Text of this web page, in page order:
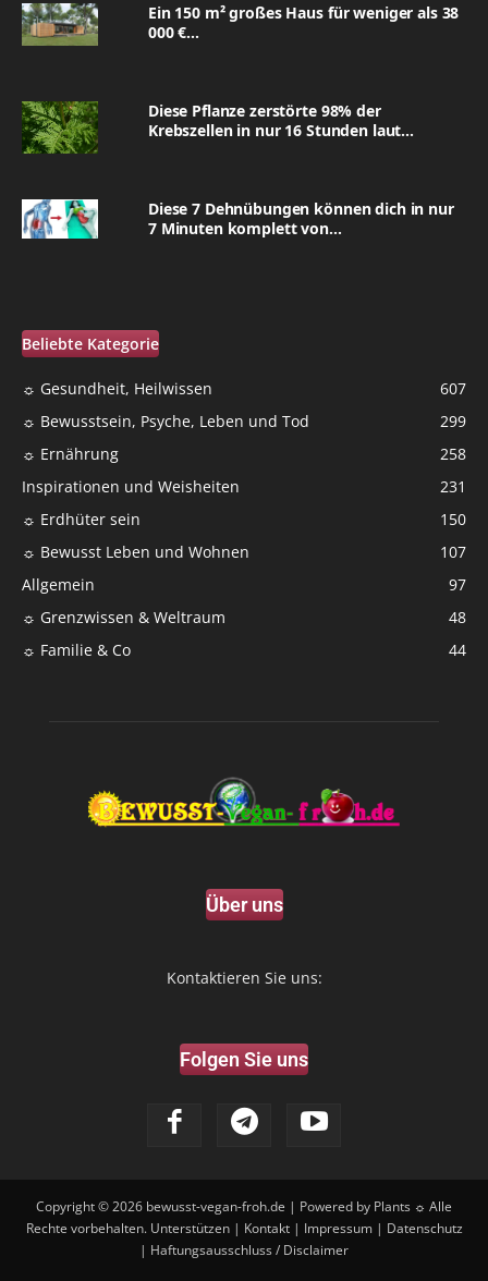
Ein 150 m² großes Haus für weniger als 38
000 €...
Diese Pflanze zerstörte 98% der
Krebszellen in nur 16 Stunden laut...
Diese 7 Dehnübungen können dich in nur
7 Minuten komplett von...
Beliebte Kategorie
☼ Gesundheit, Heilwissen
607
☼ Bewusstsein, Psyche, Leben und Tod
299
☼ Ernährung
258
Inspirationen und Weisheiten
231
☼ Erdhüter sein
150
☼ Bewusst Leben und Wohnen
107
Allgemein
97
☼ Grenzwissen & Weltraum
48
☼ Familie & Co
44
Über uns
Kontaktieren Sie uns:
Folgen Sie uns
Copyright © 2026 bewusst-vegan-froh.de | Powered by Plants ☼ Alle
Rechte vorbehalten. Unterstützen| Kontakt| Impressum| Datenschutz
| Haftungsausschluss / Disclaimer